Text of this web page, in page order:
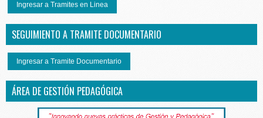
Ingresar a Tramites en Linea
SEGUIMIENTO A TRAMITE DOCUMENTARIO
Ingresar a Tramite Documentario
ÁREA DE GESTIÓN PEDAGÓGICA